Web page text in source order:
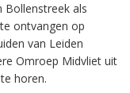
Bollenstreek als
ontvangen op
van Leiden
Omroep Midvliet uit
horen.